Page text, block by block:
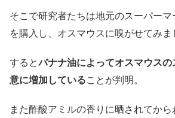
そこで研究者たちは地元のスーパー
を購入し、オスマウスに嗅がせてみま
するとバナナ油によってオスマウス
意に増加していることが判明。
また酢酸アミルの香りに晒されてか